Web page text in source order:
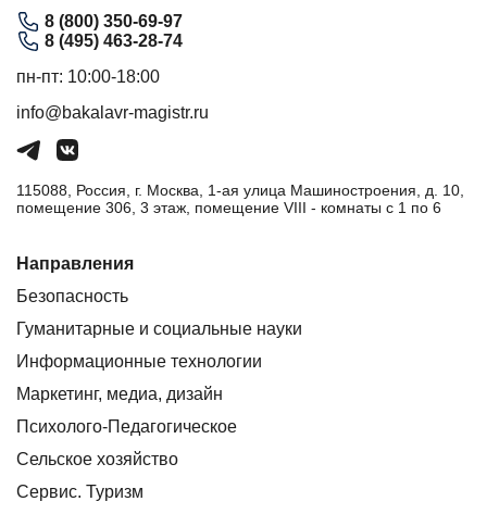
8 (800) 350-69-97
8 (495) 463-28-74
пн-пт: 10:00-18:00
info@bakalavr-magistr.ru
115088, Россия, г. Москва, 1-ая улица Машиностроения, д. 10,
помещение 306, 3 этаж, помещение VIII - комнаты с 1 по 6
Направления
Безопасность
Гуманитарные и социальные науки
Информационные технологии
Маркетинг, медиа, дизайн
Психолого-Педагогическое
Сельское хозяйство
Сервис. Туризм